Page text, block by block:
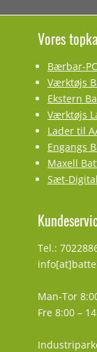
Vores
Bærbar-
Værktøjs
Ekstern
Værktøjs
Lader til
Engangs
Maxell
Sæt-
Tel.:
Man-Tor
Fre 8:00 –